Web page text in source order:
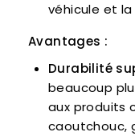
véhicule et
Avantages :
Durabilité
beaucoup
aux produits
caoutchouc,